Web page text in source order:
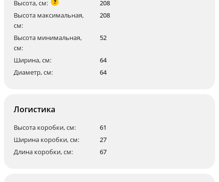
Высота, см: ?
208
Высота максимальная,
см:
208
Высота минимальная,
см:
52
Ширина, см:
64
Диаметр, см:
64
Логистика
Высота коробки, см:
61
Ширина коробки, см:
27
Длина коробки, см:
67